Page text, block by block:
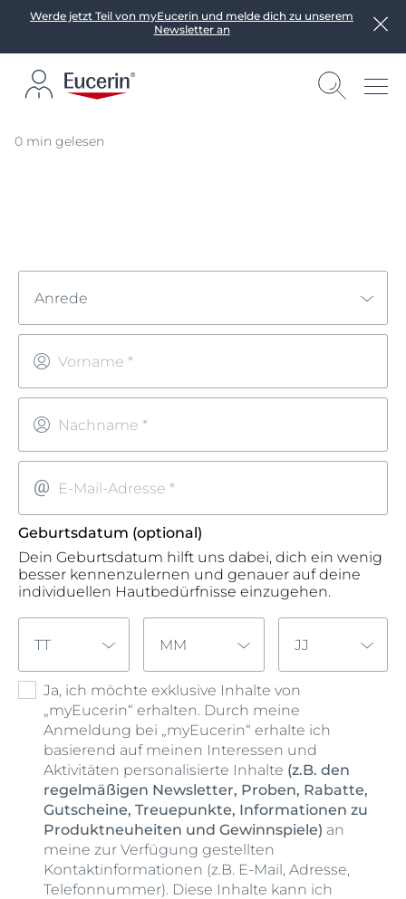
Werde jetzt Teil von myEucerin und melde dich zu unserem
Newsletter an
0 min gelesen
Anrede
Vorname *
Nachname *
E-Mail-Adresse *
Geburtsdatum (optional)
Dein Geburtsdatum hilft uns dabei, dich ein wenig
besser kennenzulernen und genauer auf deine
individuellen Hautbedürfnisse einzugehen.
TT MM JJ
Ja, ich möchte exklusive Inhalte von
„myEucerin“ erhalten. Durch meine
Anmeldung bei „myEucerin“ erhalte ich
basierend auf meinen Interessen und
Aktivitäten personalisierte Inhalte (z.B. den
regelmäßigen Newsletter, Proben, Rabatte,
Gutscheine, Treuepunkte, Informationen zu
Produktneuheiten und Gewinnspiele) an
meine zur Verfügung gestellten
Kontaktinformationen (z.B. E-Mail, Adresse,
Telefonnummer). Diese Inhalte kann ich